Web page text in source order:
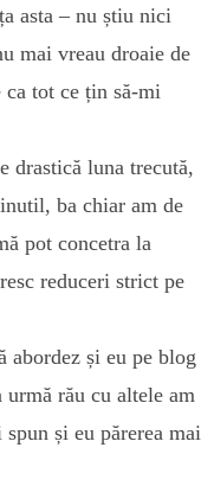
asta – nu știu nici
mai vreau droaie de
ca tot ce țin să-mi
drastică luna trecută,
ba chiar am de
pot concetra la
reduceri strict pe
abordez și eu pe blog
rău cu altele am
și eu părerea mai